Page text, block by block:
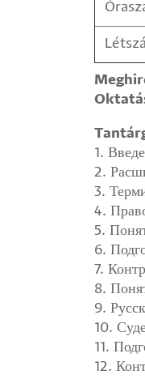
1.
2.
3.
4.
5.
6.
7.
8.
9.
10.
11.
12.